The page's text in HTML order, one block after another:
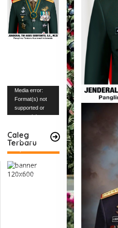
Pemutar
Video
Media error:
Format(s) not
supported or
source(s) not
Unduh Berkas:
content/uploads/2
023/12/VID-
Caleg
Terbaru